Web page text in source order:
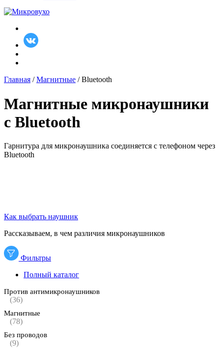
Главная /Магнитные / Bluetooth
Магнитные микронаушники
с Bluetooth
Гарнитура для микронаушника соединяется с телефоном через
Bluetooth
Как выбрать наушник
Рассказываем, в чем различия микронаушников
Фильтры
Полный каталог
Против антимикронаушников
(36)
Магнитные
(78)
Без проводов
(9)